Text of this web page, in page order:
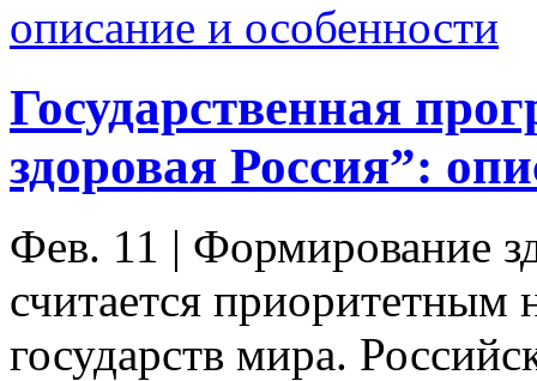
Государственная
здоровая Россия”:
Фев. 11 | Формирование
считается приоритетным
государств мира.